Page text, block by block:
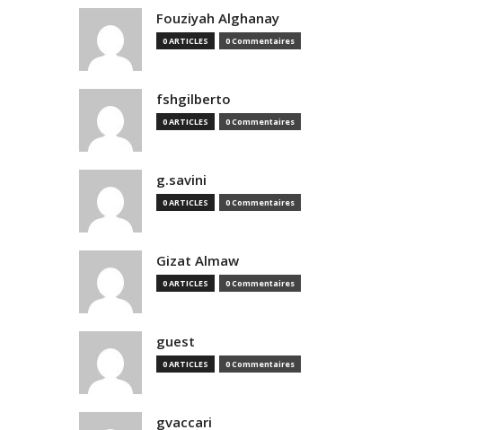
Fouziyah Alghanay
0 ARTICLES 0 Commentaires
fshgilberto
0 ARTICLES 0 Commentaires
g.savini
0 ARTICLES 0 Commentaires
Gizat Almaw
0 ARTICLES 0 Commentaires
guest
0 ARTICLES 0 Commentaires
gvaccari